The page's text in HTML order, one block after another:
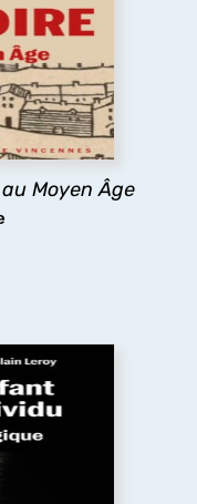
Moyen Âge
la forme de la
des rues, les
montrent
médiévaux
urbain
: un défi
mettant en